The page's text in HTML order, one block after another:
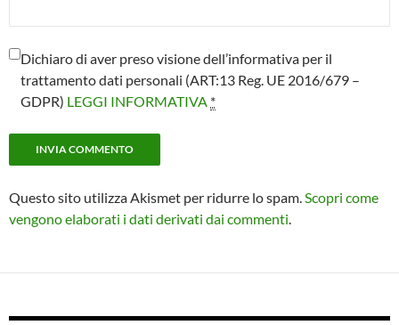
Dichiaro di aver preso visione dell’informativa per il
trattamento dati personali (ART:13 Reg. UE 2016/679 –
GDPR) LEGGI INFORMATIVA *
Questo sito utilizza Akismet per ridurre lo spam. Scopri come
vengono elaborati i dati derivati dai commenti